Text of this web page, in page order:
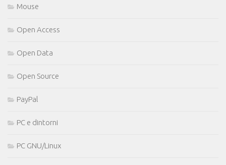
Mouse
Open Access
Open Data
Open Source
PayPal
PC e dintorni
PC GNU/Linux